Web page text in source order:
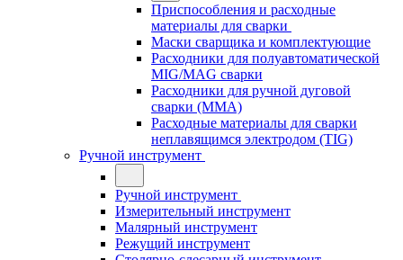
Приспособления и расходные
материалы для сварки
Маски сварщика и комплектующие
Расходники для полуавтоматической
MIG/MAG сварки
Расходники для ручной дуговой
сварки (MMA)
Расходные материалы для сварки
неплавящимся электродом (TIG)
Ручной инструмент
Ручной инструмент
Измерительный инструмент
Малярный инструмент
Режущий инструмент